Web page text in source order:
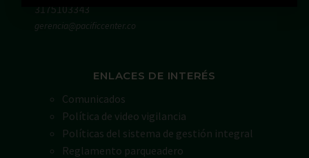
3175103343
gerencia@pacificcenter.co
ENLACES DE INTERÉS
Comunicados
Política de video vigilancia
Políticas del sistema de gestión integral
Reglamento parqueadero